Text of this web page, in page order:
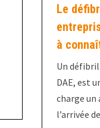
Le
à
Un
DAE, est
charge
l’arrivée